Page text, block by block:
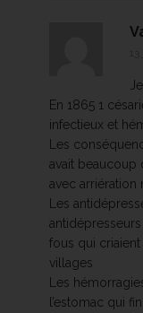
En 1865 1
infectieux et
Les
avait beaucoup
avec arriération
Les
fous qui
villages
Les
l’estomac qui